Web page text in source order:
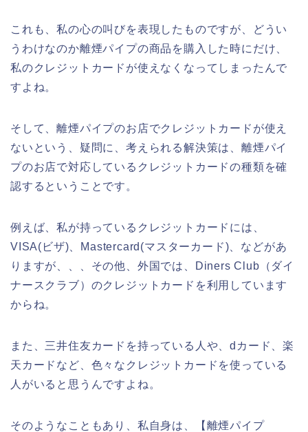
これも、私の心の叫びを表現したものですが、どうい
うわけなのか離煙パイプの商品を購入した時にだけ、
私のクレジットカードが使えなくなってしまったんで
すよね。
そして、離煙パイプのお店でクレジットカードが使え
ないという、疑問に、考えられる解決策は、離煙パイ
プのお店で対応しているクレジットカードの種類を確
認するということです。
例えば、私が持っているクレジットカードには、
VISA(ビザ)、Mastercard(マスターカード)、などがあ
りますが、、、その他、外国では、Diners Club（ダイ
ナースクラブ）のクレジットカードを利用しています
からね。
また、三井住友カードを持っている人や、dカード、楽
天カードなど、色々なクレジットカードを使っている
人がいると思うんですよね。
そのようなこともあり、私自身は、【離煙パイプ